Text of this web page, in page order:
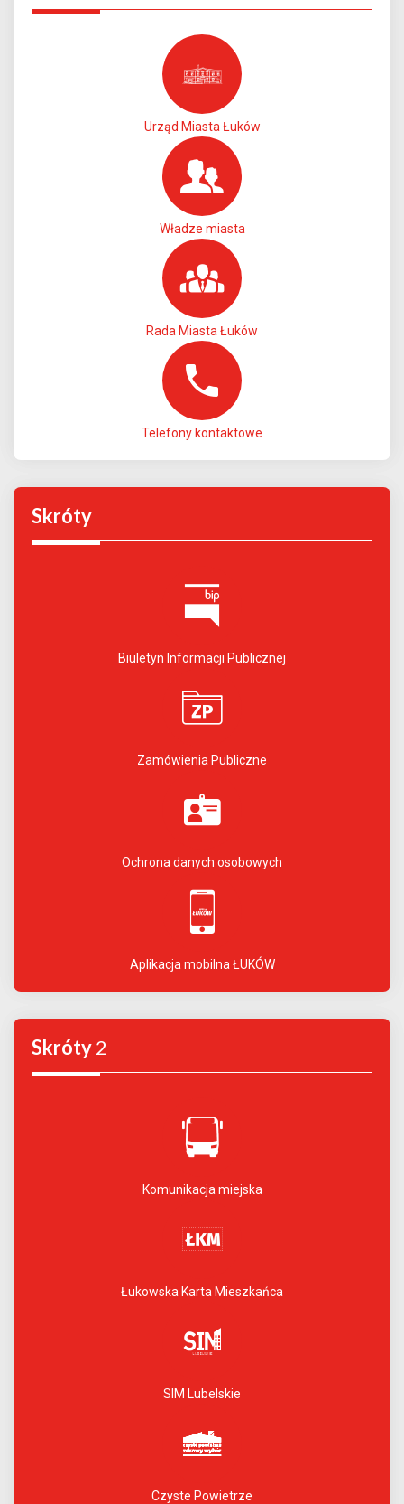
Urząd Miasta Łuków
Władze miasta
Rada Miasta Łuków
Telefony kontaktowe
Skróty
Biuletyn Informacji Publicznej
Zamówienia Publiczne
Ochrona danych osobowych
Aplikacja mobilna ŁUKÓW
Skróty2
Komunikacja miejska
Łukowska Karta Mieszkańca
SIM Lubelskie
Czyste Powietrze